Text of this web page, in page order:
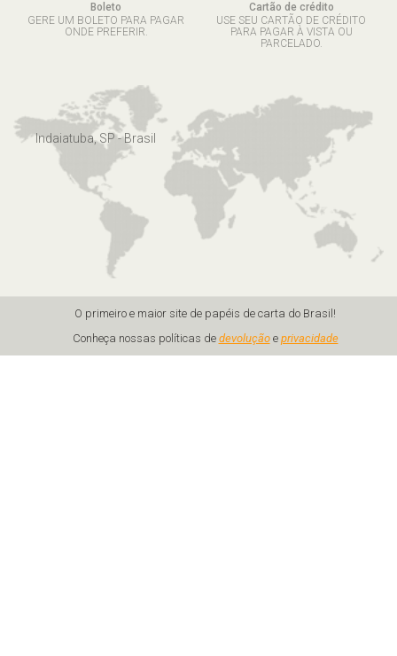
Boleto
GERE UM BOLETO PARA PAGAR
ONDE PREFERIR.
Cartão de crédito
USE SEU CARTÃO DE CRÉDITO
PARA PAGAR À VISTA OU
PARCELADO.
Indaiatuba, SP - Brasil
O primeiro e maior site de papéis de carta do Brasil!
Conheça nossas políticas de devoluçãoe privacidade